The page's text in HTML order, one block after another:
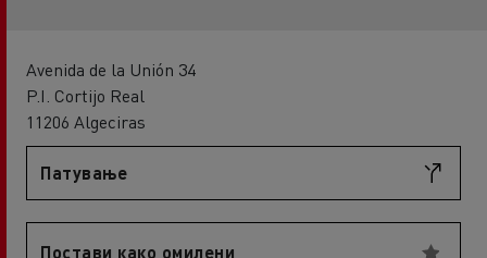
Avenida de la Unión 34
P.I. Cortijo Real
11206 Algeciras
Патување
Постави како омилени